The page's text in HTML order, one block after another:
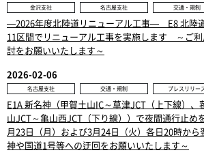
金沢支社 名古屋支社 交通・規制
—2026年度北陸道リニューアル工事— E8 北陸
11区間でリニューアル工事を実施します ～ご
討をお願いいたします～
2026-02-06
名古屋支社 交通・規制 プレスリリー
E1A 新名神（甲賀土山IC～草津JCT（上下線）、
山JCT～亀山西JCT（下り線））で夜間通行止
月23日（月）および3月24日（火）各日20時か
神や国道1号等への迂回をお願いいたします～